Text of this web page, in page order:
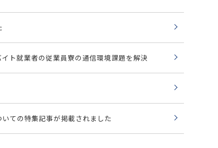
ト就業者の従業員寮の通信環境課題を解決
ての特集記事が掲載されました